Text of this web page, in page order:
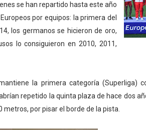
de Europa de MTB 2026
de Europa de remo 2026
de lacrosse femenino 2026
celebración en el último Impact!
de esgrima 2026 (Hong Kong) -
Rodriguez es la nueva monarca
se han repartido hasta este año
por equipos: la primera del
los germanos se hicieron de oro,
lo consiguieron en 2010, 2011,
la primera categoría (Superliga)
repetido la quinta plaza de hace dos
metros, por pisar el borde de la pista.